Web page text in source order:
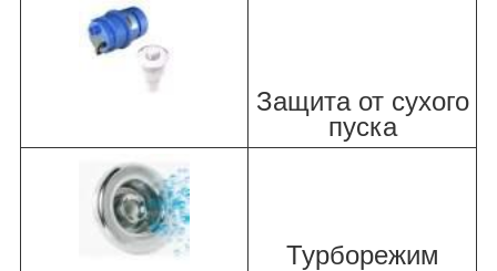
Защита от сухого
пуска
Турборежим